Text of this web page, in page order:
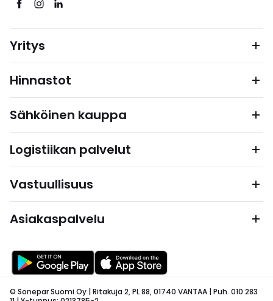
Yritys
Hinnastot
Sähköinen kauppa
Logistiikan palvelut
Vastuullisuus
Asiakaspalvelu
© Sonepar Suomi Oy | Ritakuja 2, PL 88, 01740 VANTAA | Puh. 010 283